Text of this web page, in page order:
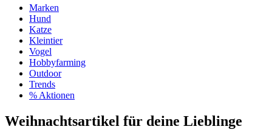
Marken
Hund
Katze
Kleintier
Vogel
Hobbyfarming
Outdoor
Trends
% Aktionen
Weihnachtsartikel für deine Lieblinge